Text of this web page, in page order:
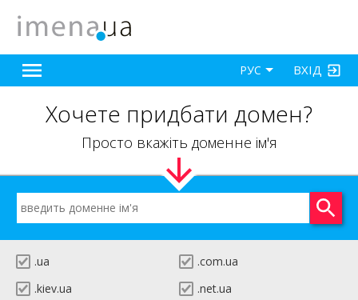
ВХІД
РУС
Хочете придбати домен?
Просто вкажіть доменне ім'я
.ua
.com.ua
.kiev.ua
.net.ua